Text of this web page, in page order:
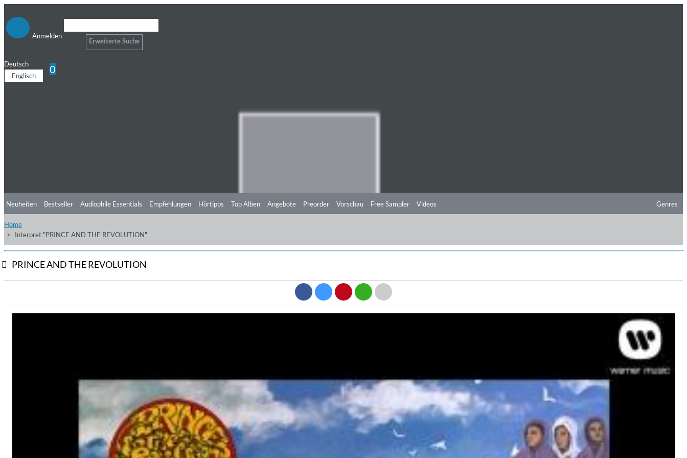
Anmelden
Erweiterte Suche
Deutsch
Englisch
0
Neuheiten Bestseller Audiophile Essentials Empfehlungen Hörtipps Top Alben Angebote Preorder Vorschau Free Sampler Videos Genres
Home
Interpret "PRINCE AND THE REVOLUTION"
PRINCE AND THE REVOLUTION